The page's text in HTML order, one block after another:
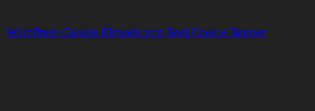
WordPress Cookie Hinweis von Real Cookie Banner